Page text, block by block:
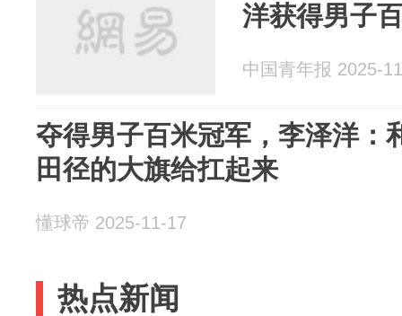
洋获得男子
中国青年报 2025-
夺得男子百米冠军，李泽洋：
田径的大旗给扛起来
懂球帝 2025-11-17
热点新闻